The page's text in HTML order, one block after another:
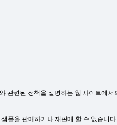
관련된 정책을 설명하는 웹 사이트에서
플을 판매하거나 재판매 할 수 없습니